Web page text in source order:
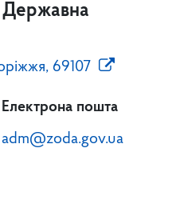
Державна
69107
Електрона пошта
adm@zoda.gov.ua